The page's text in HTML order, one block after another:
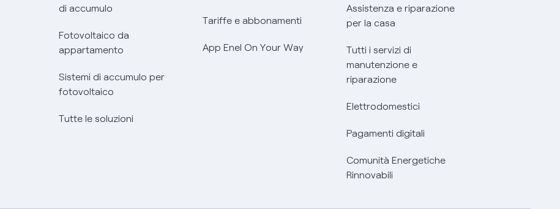
di accumulo
Fotovoltaico da
appartamento
Sistemi di accumulo per
fotovoltaico
Tutte le soluzioni
Tariffe e abbonamenti
App Enel On Your Way
Assistenza e riparazione
per la casa
Tutti i servizi di
manutenzione e
riparazione
Elettrodomestici
Pagamenti digitali
Comunità Energetiche
Rinnovabili